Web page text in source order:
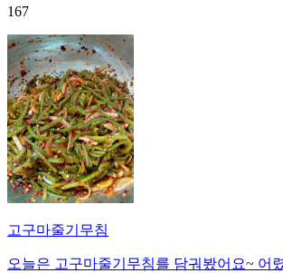
167
고구마줄기무침
오늘은 고구마줄기무침를 담궈봤어요~ 어